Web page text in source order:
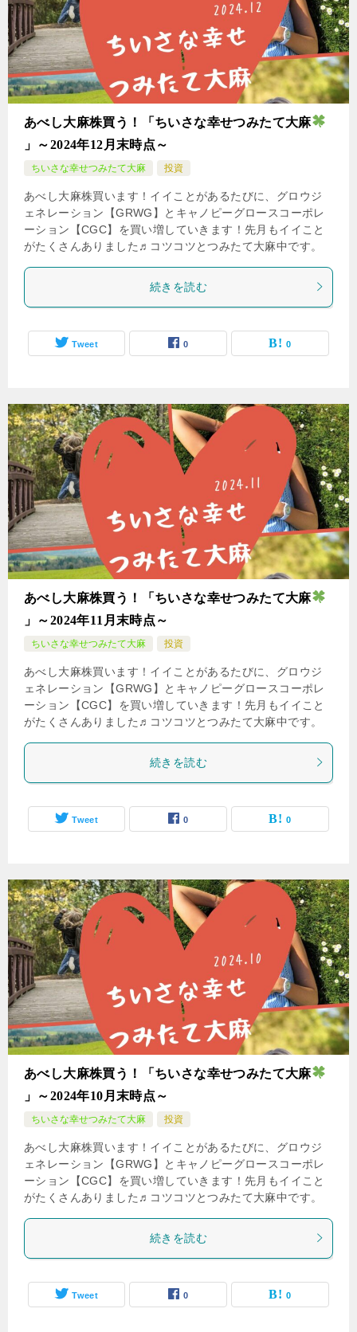
あべし大麻株買う！「ちいさな幸せつみたて大麻
」～2024年12月末時点～
ちいさな幸せつみたて大麻 投資
あべし大麻株買います！イイことがあるたびに、グロウジ
ェネレーション【GRWG】とキャノピーグロースコーポレ
ーション【CGC】を買い増していきます！先月もイイこと
がたくさんありました♬コツコツとつみたて大麻中です。
続きを読む
Tweet 0 0
あべし大麻株買う！「ちいさな幸せつみたて大麻
」～2024年11月末時点～
ちいさな幸せつみたて大麻 投資
あべし大麻株買います！イイことがあるたびに、グロウジ
ェネレーション【GRWG】とキャノピーグロースコーポレ
ーション【CGC】を買い増していきます！先月もイイこと
がたくさんありました♬コツコツとつみたて大麻中です。
続きを読む
Tweet 0 0
あべし大麻株買う！「ちいさな幸せつみたて大麻
」～2024年10月末時点～
ちいさな幸せつみたて大麻 投資
あべし大麻株買います！イイことがあるたびに、グロウジ
ェネレーション【GRWG】とキャノピーグロースコーポレ
ーション【CGC】を買い増していきます！先月もイイこと
がたくさんありました♬コツコツとつみたて大麻中です。
続きを読む
Tweet 0 0